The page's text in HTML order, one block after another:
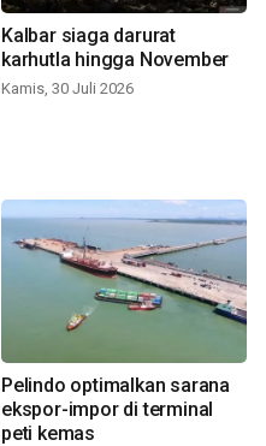
Kalbar siaga darurat
karhutla hingga November
Kamis, 30 Juli 2026
Pelindo optimalkan sarana
ekspor-impor di terminal
peti kemas